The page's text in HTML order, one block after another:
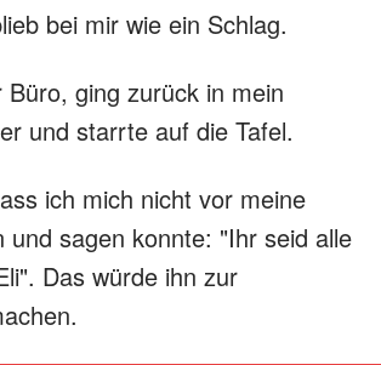
bei mir wie ein Schlag.
Büro, ging zurück in mein
und starrte auf die Tafel.
ich mich nicht vor meine
und sagen konnte: "Ihr seid alle
Das würde ihn zur